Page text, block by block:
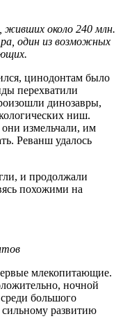
около 240 млн.
один из возможных
цинодонтам было
перехватили
динозавры,
ниш.
измельчали, им
Реванш удалось
и продолжали
похожими на
млекопитающие.
ночной
большого
сильному развитию